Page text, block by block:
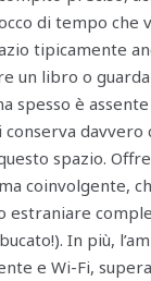
di tempo che
tipicamente
un libro o
spesso è
davvero
spazio.
coinvolgente,
estraniare
In più,
e Wi-Fi,